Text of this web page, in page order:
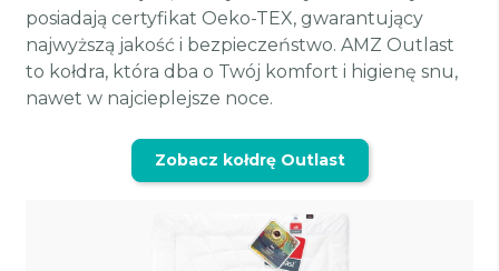
posiadają certyfikat Oeko-TEX, gwarantujący
najwyższą jakość i bezpieczeństwo. AMZ Outlast
to kołdra, która dba o Twój komfort i higienę snu,
nawet w najcieplejsze noce.
Zobacz kołdrę Outlast